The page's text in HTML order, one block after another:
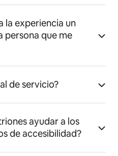
la experiencia un
persona que me
de servicio?
ayudar a los
de accesibilidad?